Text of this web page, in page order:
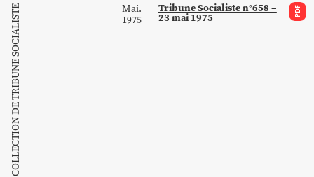
COLLECTION DE TRIBUNE SOCIALISTE
Mai.
1975
Tribune Socialiste n°658 –
23 mai 1975 PDF